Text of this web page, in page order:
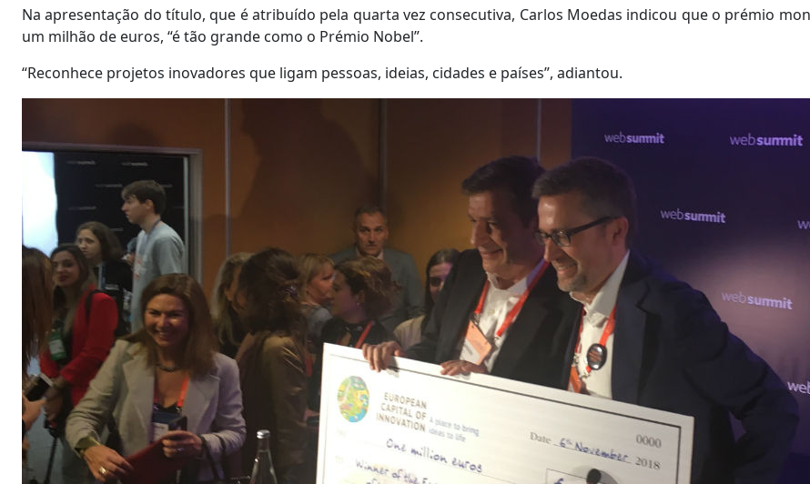
Na apresentação do título, que é atribuído pela quarta vez consecutiva, Carlos Moedas indicou que o prémio
um milhão de euros, “é tão grande como o Prémio Nobel”.
“Reconhece projetos inovadores que ligam pessoas, ideias, cidades e países”, adiantou.